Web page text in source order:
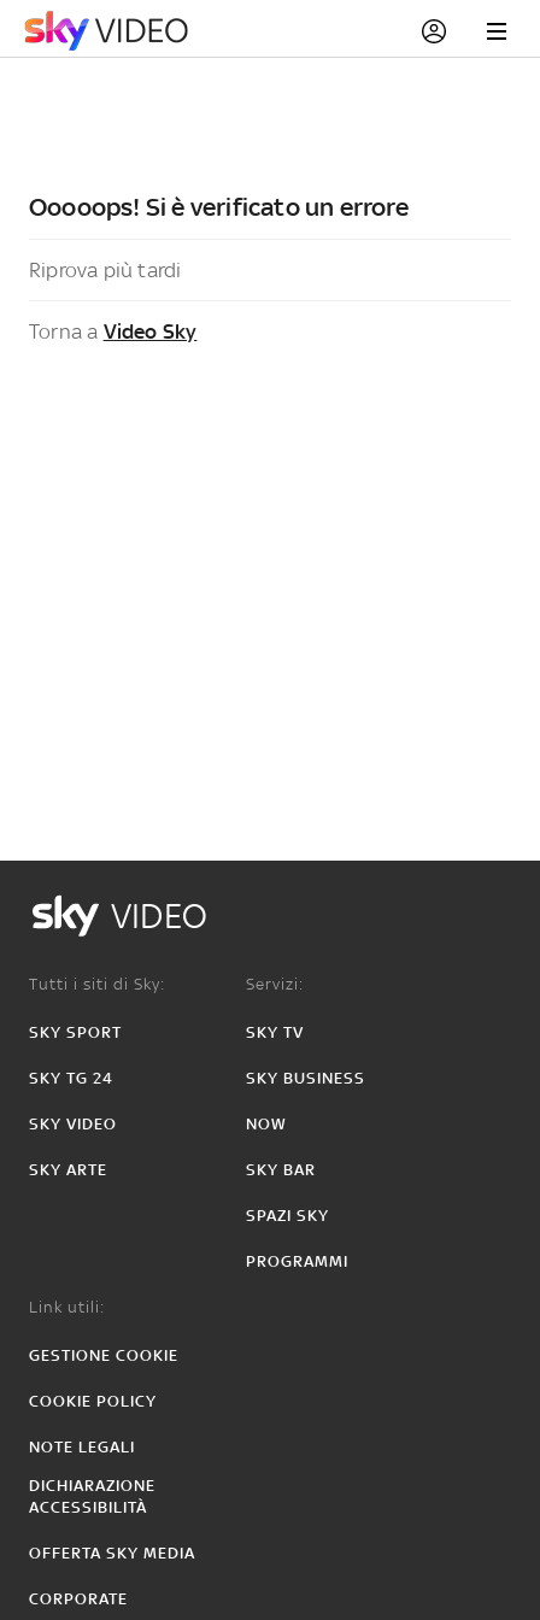
Ooooops! Si è verificato un errore
Riprova più tardi
Torna a Video Sky
VIDEO
Tutti i siti di Sky:
SKY SPORT
SKY TG 24
SKY VIDEO
SKY ARTE
Servizi:
SKY TV
SKY BUSINESS
NOW
SKY BAR
SPAZI SKY
PROGRAMMI
Link utili:
GESTIONE COOKIE
COOKIE POLICY
NOTE LEGALI
DICHIARAZIONE
ACCESSIBILITÀ
OFFERTA SKY MEDIA
CORPORATE